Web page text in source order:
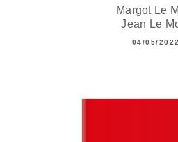
Margot Le
Jean Le
04/05/2022